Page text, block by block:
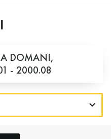
DOMANI,
- 2000.08